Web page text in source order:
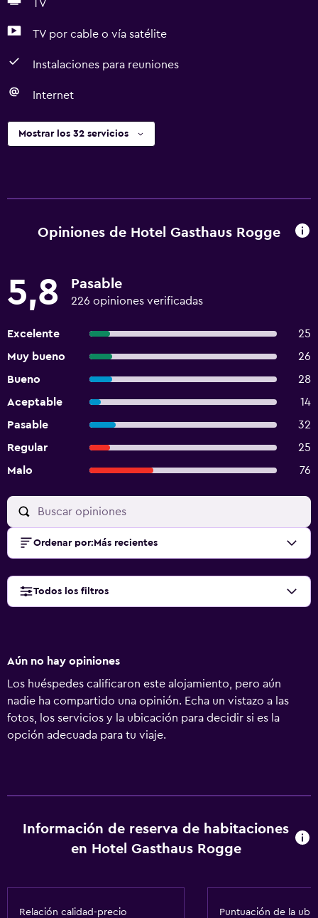
TV
TV por cable o vía satélite
Instalaciones para reuniones
Internet
Mostrar los 32 servicios
Opiniones de Hotel Gasthaus Rogge
5,8 Pasable
226 opiniones verificadas
Excelente
25
Muy bueno
26
Bueno
28
Aceptable
14
Pasable
32
Regular
25
Malo
76
Ordenar por: Más recientes
Todos los filtros
Aún no hay opiniones
Los huéspedes calificaron este alojamiento, pero aún
nadie ha compartido una opinión. Echa un vistazo a las
fotos, los servicios y la ubicación para decidir si es la
opción adecuada para tu viaje.
Información de reserva de habitaciones
en Hotel Gasthaus Rogge
Relación calidad-precio Puntuación de la